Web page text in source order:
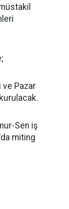
Pazar
Sen iş
miting